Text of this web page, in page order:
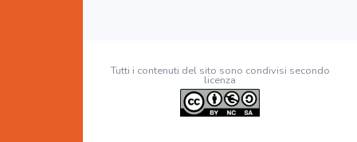
Tutti i contenuti del sito sono condivisi secondo
licenza